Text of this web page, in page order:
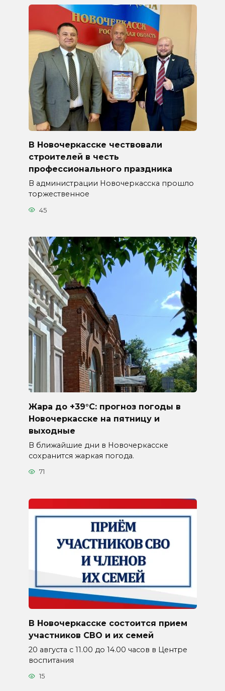
В Новочеркасске чествовали
строителей в честь
профессионального праздника
В администрации Новочеркасска прошло
торжественное
45
Жара до +39°C: прогноз погоды в
Новочеркасске на пятницу и
выходные
В ближайшие дни в Новочеркасске
сохранится жаркая погода.
71
В Новочеркасске состоится прием
участников СВО и их семей
20 августа с 11.00 до 14.00 часов в Центре
воспитания
15